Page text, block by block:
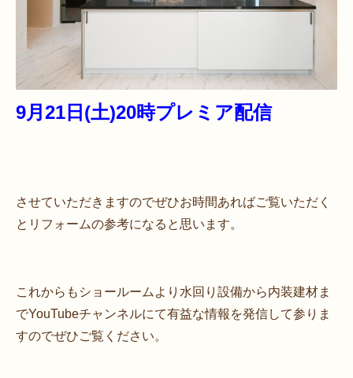
9月21日(土)20時プレミア配信
させていただきますのでぜひお時間あればご覧いただく
とリフォームの参考になると思います。
これからもショールームより水回り設備から内装建材ま
でYouTubeチャンネルにて有益な情報を発信して参りま
すのでぜひご覧ください。